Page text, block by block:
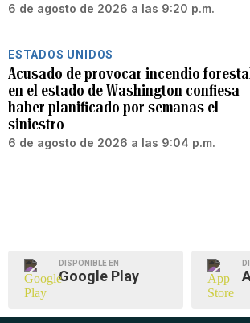
6 de agosto de 2026 a las 9:20 p.m.
ESTADOS UNIDOS
Acusado de provocar incendio
en el estado de Washington confiesa
haber planificado por semanas el
siniestro
6 de agosto de 2026 a las 9:04 p.m.
DISPONIBLE EN
Google Play